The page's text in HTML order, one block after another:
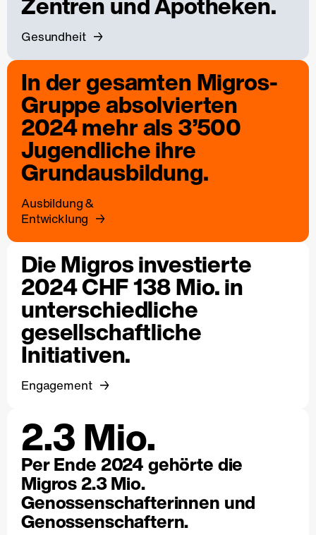
Gesundheit
In der gesamten Migros-
Gruppe absolvierten
2024 mehr als 3’500
Jugendliche ihre
Grundausbildung.
Ausbildung &
Entwicklung
Die Migros investierte
2024 CHF 138 Mio. in
unterschiedliche
gesellschaftliche
Initiativen.
Engagement
2.3 Mio.
Per Ende 2024 gehörte die
Migros 2.3 Mio.
Genossenschafterinnen und
Genossenschaftern.